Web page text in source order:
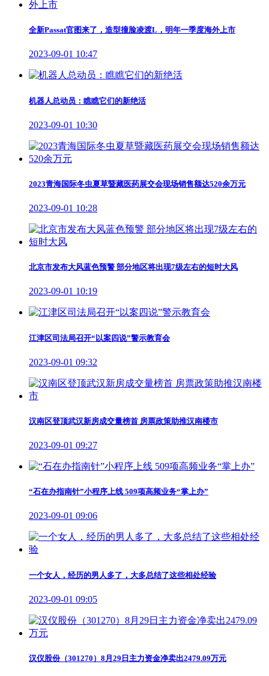
全新Passat官图来了，造型撞脸凌渡L，明年一季度海外上市
2023-09-01 10:47
机器人总动员：瞧瞧它们的新绝活
2023-09-01 10:30
2023青海国际冬虫夏草暨藏医药展交会现场销售额达520余万元
2023-09-01 10:28
北京市发布大风蓝色预警 部分地区将出现7级左右的短时大风
2023-09-01 10:19
江津区司法局召开“以案四说”警示教育会
2023-09-01 09:32
汉南区登顶武汉新房成交量榜首 房票政策助推汉南楼市
2023-09-01 09:27
“石在办指南针”小程序上线 509项高频业务“掌上办”
2023-09-01 09:06
一个女人，经历的男人多了，大多总结了这些相处经验
2023-09-01 09:05
汉仪股份（301270）8月29日主力资金净卖出2479.09万元